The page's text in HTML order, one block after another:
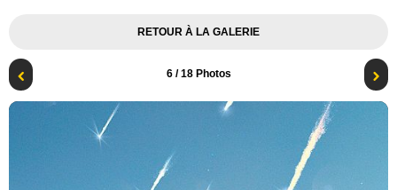
RETOUR À LA GALERIE
6/ 18 Photos